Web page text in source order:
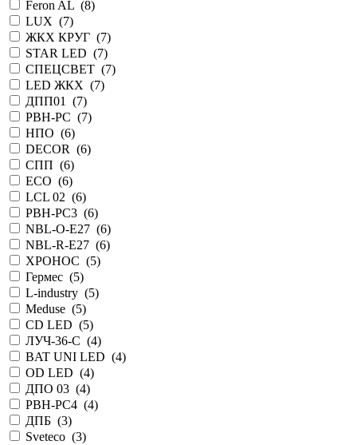
Feron AL (8)
LUX (7)
ЖКХ КРУГ (7)
STAR LED (7)
СПЕЦСВЕТ (7)
LED ЖКХ (7)
ДПП01 (7)
PBH-PC (7)
НПО (6)
DECOR (6)
СПП (6)
ECO (6)
LCL 02 (6)
PBH-PC3 (6)
NBL-O-E27 (6)
NBL-R-E27 (6)
ХРОНОС (5)
Гермес (5)
L-industry (5)
Meduse (5)
CD LED (5)
ЛУЧ-36-С (4)
BAT UNI LED (4)
OD LED (4)
ДПО 03 (4)
PBH-PC4 (4)
ДПБ (3)
Sveteco (3)